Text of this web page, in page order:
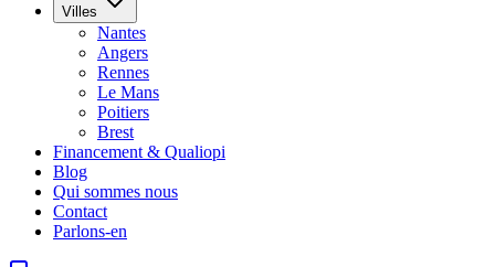
Villes
Nantes
Angers
Rennes
Le Mans
Poitiers
Brest
Financement & Qualiopi
Blog
Qui sommes nous
Contact
Parlons-en